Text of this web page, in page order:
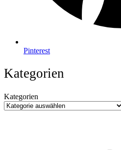
Pinterest
Kategorien
Kategorien